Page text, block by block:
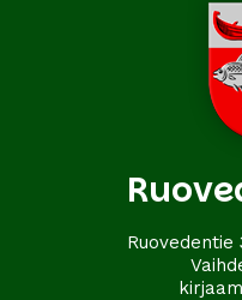
Ruovedentie